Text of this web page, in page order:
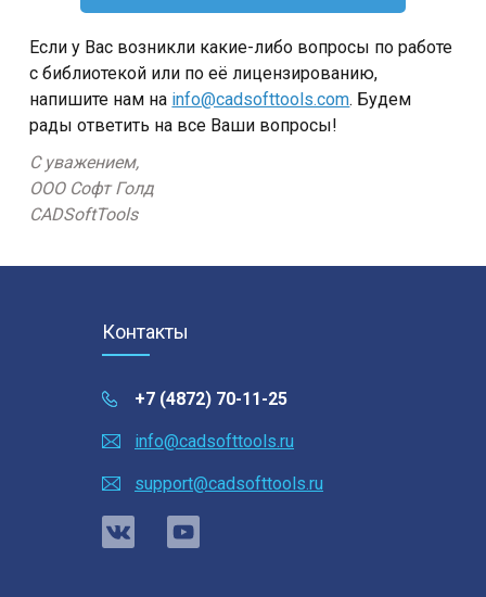
Если у Вас возникли какие-либо вопросы по работе
с библиотекой или по её лицензированию,
напишите нам на info@cadsofttools.com. Будем
рады ответить на все Ваши вопросы!
С уважением,
ООО Софт Голд
CADSoftTools
Контакты
+7 (4872) 70-11-25
info@cadsofttools.ru
support@cadsofttools.ru